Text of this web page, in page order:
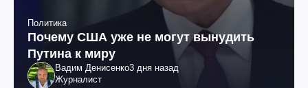
Политика
Почему США уже не могут вынудить
Путина к миру
Вадим Денисенко3 дня назад
Журналист